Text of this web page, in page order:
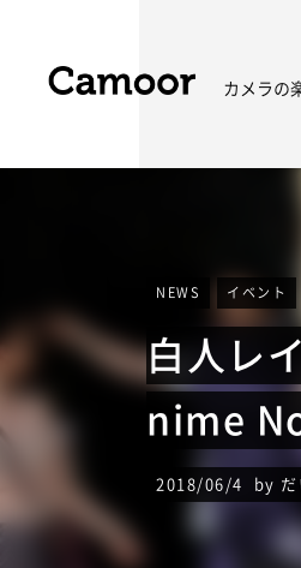
カメラの
NEWS イベント
白人レ
nime
2018/06/4 by だ